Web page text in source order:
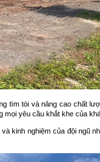
tìm tòi và nâng cao chất
yêu cầu khắt khe của
kinh nghiệm của đội ngũ